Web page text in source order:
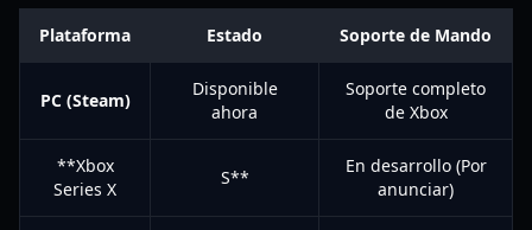
Plataforma Estado Soporte de Mando
PC (Steam)
Disponible
ahora
Soporte completo
de Xbox
**Xbox
Series X
S**
En desarrollo (Por
anunciar)